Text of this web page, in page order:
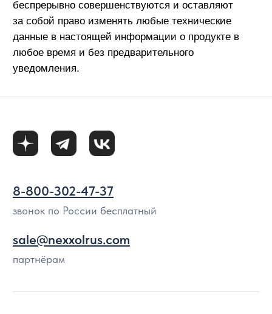
Контакты
Политика использования файлов cookie
Согласие на обработку персональных данных
Политика конфиденциальности